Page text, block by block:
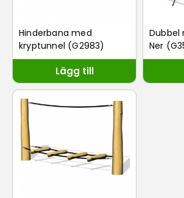
Hinderbana med
kryptunnel (G2983)
Lägg till
Dubbel
Ner